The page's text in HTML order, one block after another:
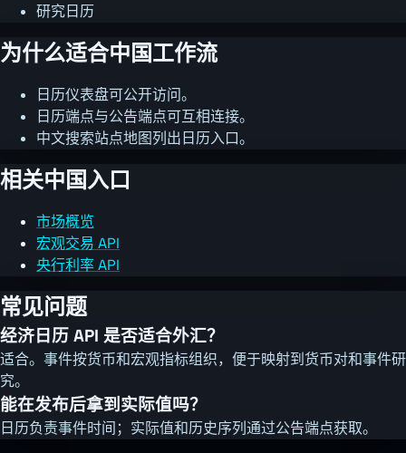
研究日历
为什么适合中国工作流
日历仪表盘可公开访问。
日历端点与公告端点可互相连接。
中文搜索站点地图列出日历入口。
相关中国入口
市场概览
宏观交易 API
央行利率 API
常见问题
经济日历 API 是否适合外汇？
适合。事件按货币和宏观指标组织，便于映射到货币对和事件研
究。
能在发布后拿到实际值吗？
日历负责事件时间；实际值和历史序列通过公告端点获取。